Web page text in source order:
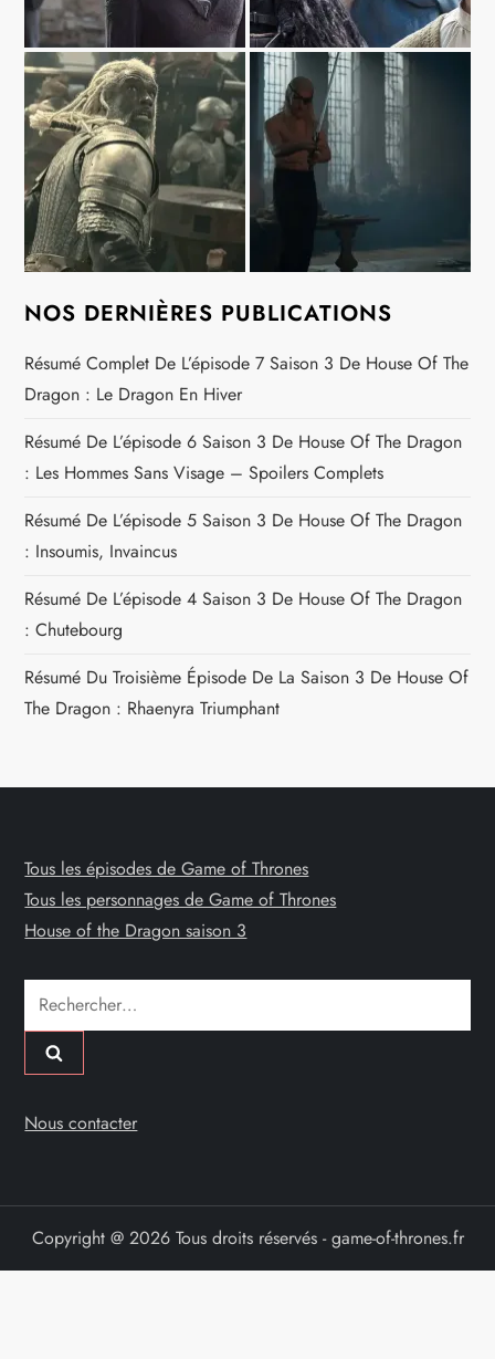
NOS DERNIÈRES PUBLICATIONS
Résumé Complet De L’épisode 7 Saison 3 De House Of The
Dragon : Le Dragon En Hiver
Résumé De L’épisode 6 Saison 3 De House Of The Dragon
: Les Hommes Sans Visage – Spoilers Complets
Résumé De L’épisode 5 Saison 3 De House Of The Dragon
: Insoumis, Invaincus
Résumé De L’épisode 4 Saison 3 De House Of The Dragon
: Chutebourg
Résumé Du Troisième Épisode De La Saison 3 De House Of
The Dragon : Rhaenyra Triumphant
Tous les épisodes de Game of Thrones
Tous les personnages de Game of Thrones
House of the Dragon saison 3
Rechercher :
Nous contacter
Copyright @ 2026 Tous droits réservés - game-of-thrones.fr